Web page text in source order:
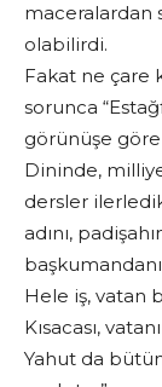
maceralardan
olabilirdi.
Fakat ne çare
sorunca
görünüşe
Dininde,
dersler
adını,
Hele iş, vatan
Kısacası,
Yahut da